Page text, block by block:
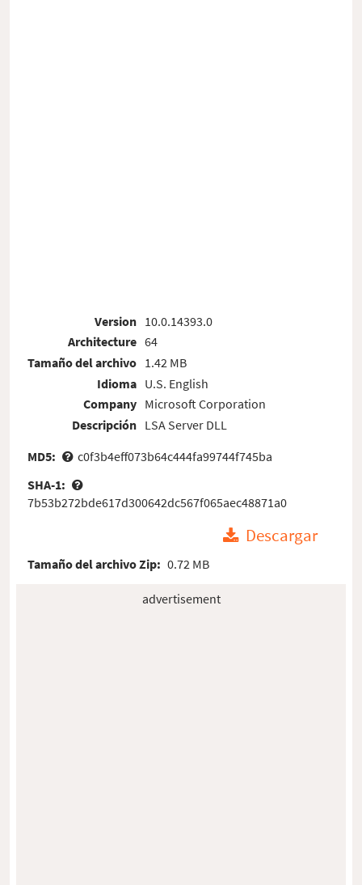
Version
Architecture
Tamaño del archivo
Idioma
Company
Descripción
10.0.14393.0
64
1.42 MB
U.S. English
Microsoft Corporation
LSA Server DLL
MD5:
c0f3b4eff073b64c444fa99744f745ba
SHA-1:
7b53b272bde617d300642dc567f065aec48871a0
Descargar
Tamaño del archivo Zip: 0.72 MB
advertisement